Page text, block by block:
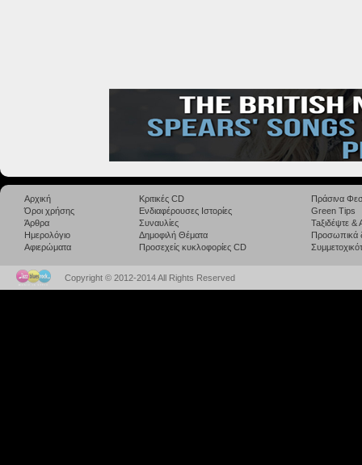
Αρχική
Όροι χρήσης
Άρθρα
Ημερολόγιο
Αφιερώματα
Κριτικές CD
Ενδιαφέρουσες Ιστορίες
Συναυλίες
Δημοφιλή Θέματα
Προσεχείς κυκλοφορίες CD
Πράσινα
Green Tips
Taξιδέψτε
Προσωπικά
Copyright © 2012-2014 All Rights Reserved